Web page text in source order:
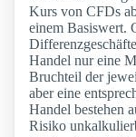
Kurs von CFDs
einem Basiswert.
Handel nur eine
Bruchteil der
aber eine
Handel bestehen
Risiko